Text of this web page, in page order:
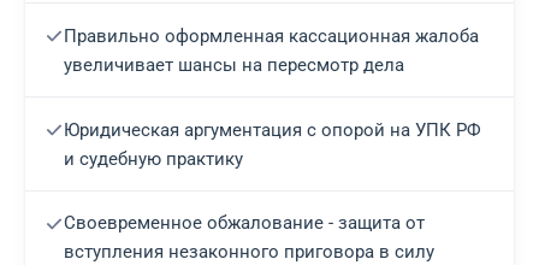
Правильно оформленная кассационная жалоба
увеличивает шансы на пересмотр дела
Юридическая аргументация с опорой на УПК РФ
и судебную практику
Своевременное обжалование - защита от
вступления незаконного приговора в силу